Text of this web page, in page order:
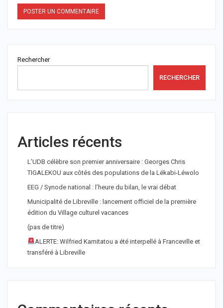
Rechercher
RECHERCHER
Articles récents
L’UDB célèbre son premier anniversaire : Georges Chris
TIGALEKOU aux côtés des populations de la Lékabi-Léwolo
EEG / Synode national : l’heure du bilan, le vrai débat
Municipalité de Libreville : lancement officiel de la première
édition du Village culturel vacances
(pas de titre)
ALERTE: Wilfried Kamitatou a été interpellé à Franceville et
transféré à Libreville